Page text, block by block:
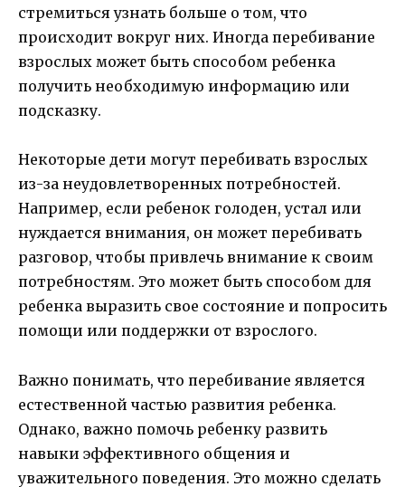
стремиться узнать больше о том, что
происходит вокруг них. Иногда перебивание
взрослых может быть способом ребенка
получить необходимую информацию или
подсказку.
Некоторые дети могут перебивать взрослых
из-за неудовлетворенных потребностей.
Например, если ребенок голоден, устал или
нуждается внимания, он может перебивать
разговор, чтобы привлечь внимание к своим
потребностям. Это может быть способом для
ребенка выразить свое состояние и попросить
помощи или поддержки от взрослого.
Важно понимать, что перебивание является
естественной частью развития ребенка.
Однако, важно помочь ребенку развить
навыки эффективного общения и
уважительного поведения. Это можно сделать